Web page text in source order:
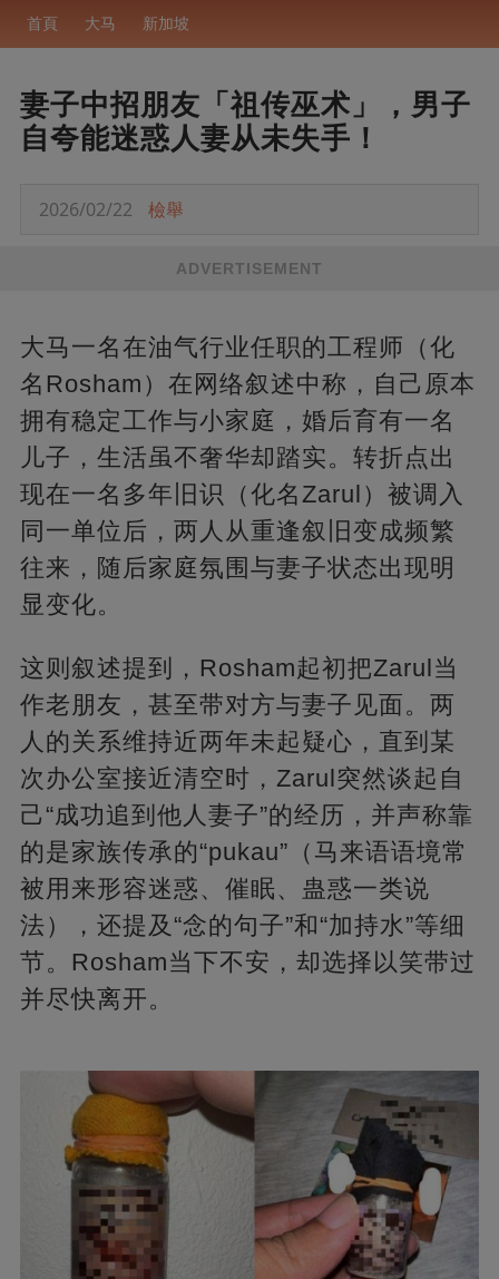
首頁 大马 新加坡
妻子中招朋友「祖传巫术」，男子
自夸能迷惑人妻从未失手！
2026/02/22 檢舉
ADVERTISEMENT
大马一名在油气行业任职的工程师（化
名Rosham）在网络叙述中称，自己原本
拥有稳定工作与小家庭，婚后育有一名
儿子，生活虽不奢华却踏实。转折点出
现在一名多年旧识（化名Zarul）被调入
同一单位后，两人从重逢叙旧变成频繁
往来，随后家庭氛围与妻子状态出现明
显变化。
这则叙述提到，Rosham起初把Zarul当
作老朋友，甚至带对方与妻子见面。两
人的关系维持近两年未起疑心，直到某
次办公室接近清空时，Zarul突然谈起自
己“成功追到他人妻子”的经历，并声称靠
的是家族传承的“pukau”（马来语语境常
被用来形容迷惑、催眠、蛊惑一类说
法），还提及“念的句子”和“加持水”等细
节。Rosham当下不安，却选择以笑带过
并尽快离开。